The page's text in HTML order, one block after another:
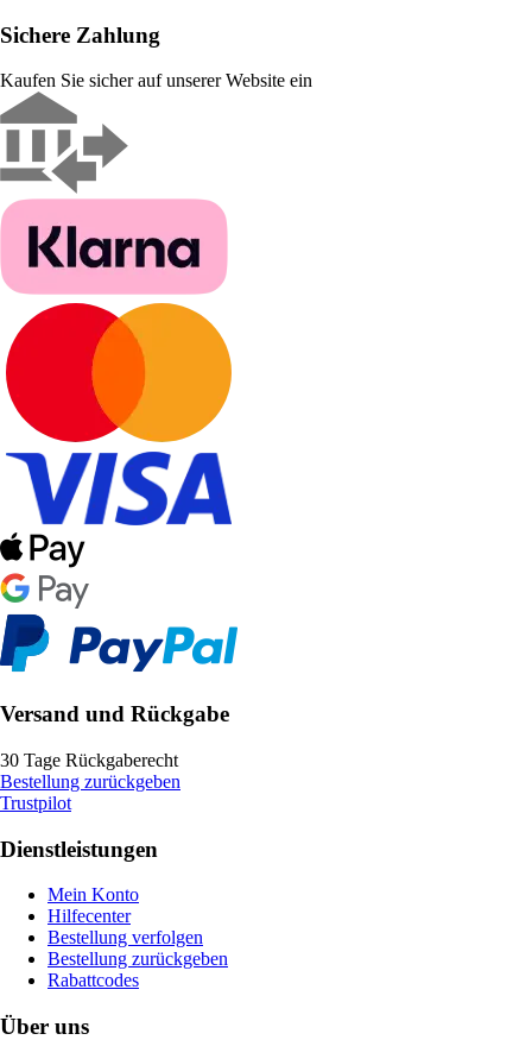
Sichere Zahlung
Kaufen Sie sicher auf unserer Website ein
Versand und Rückgabe
30 Tage Rückgaberecht
Bestellung zurückgeben
Trustpilot
Dienstleistungen
Mein Konto
Hilfecenter
Bestellung verfolgen
Bestellung zurückgeben
Rabattcodes
Über uns